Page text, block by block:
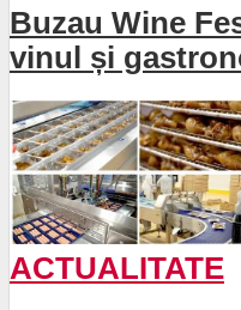
Buzau Wine
vinul și
ACTUALITATE